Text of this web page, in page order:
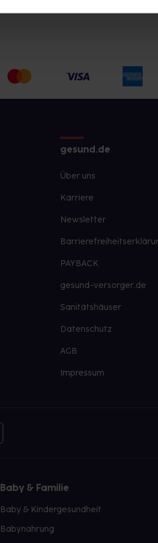
gesund.de
Über uns
Karriere
Newsletter
PAYBACK
gesund-versorger.de
Sanitätshäuser
Datenschutz
AGB
Impressum
Baby & Familie
Baby & Kindergesundheit
Babynahrung